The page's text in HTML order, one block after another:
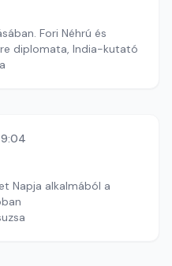
Fori Néhrú és
diplomata, India-kutató
9:04
Napja alkalmából a